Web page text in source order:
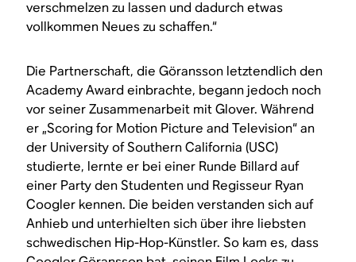
verschmelzen zu lassen und dadurch etwas
vollkommen Neues zu schaffen.“
Die Partnerschaft, die Göransson letztendlich den
Academy Award einbrachte, begann jedoch noch
vor seiner Zusammenarbeit mit Glover. Während
er „Scoring for Motion Picture and Television“ an
der University of Southern California (USC)
studierte, lernte er bei einer Runde Billard auf
einer Party den Studenten und Regisseur Ryan
Coogler kennen. Die beiden verstanden sich auf
Anhieb und unterhielten sich über ihre liebsten
schwedischen Hip-Hop-Künstler. So kam es, dass